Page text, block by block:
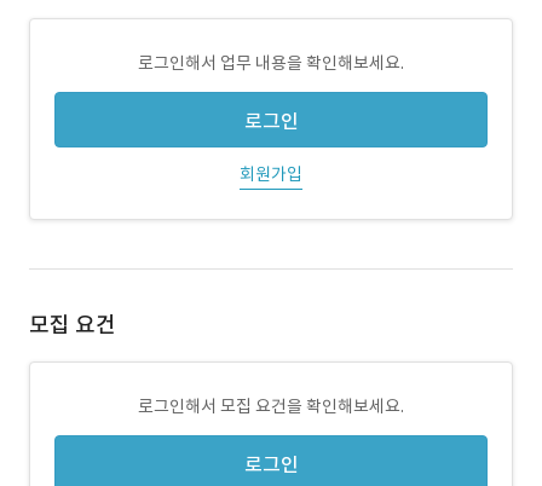
로그인해서 업무 내용을 확인해보세요.
로그인
회원가입
모집 요건
로그인해서 모집 요건을 확인해보세요.
로그인